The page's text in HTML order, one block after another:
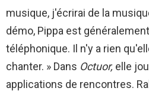
musique, j'écrirai de la
démo, Pippa est
téléphonique. Il n'y a rien
chanter. » Dans Octuor, elle
applications de rencontres.